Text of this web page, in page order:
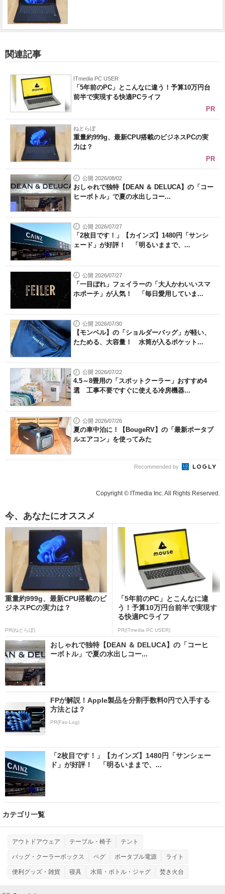
関連記事
ITmedia PC USER
「5年前のPC」とこんなに違う！予算10万円台
前半で実現する快適PCライフ
PR
ねとらぼ
重量約999g、最新CPU搭載のビジネスPCの実
力は？
PR
公開 2026/08/02
おしゃれで独特【DEAN ＆ DELUCA】の「コー
ヒーボトル」で夏の水出しコー...
公開 2026/07/27
「2枚目です！」【カインズ】1480円「サンシ
ェード」が好評！ 「明るいままで、...
公開 2026/07/27
「一目ぼれ」フェイラーの「大人かわいいスマ
ホポーチ」が人気！ 「毎日愛用していま...
公開 2026/07/30
【モンベル】の「ショルダーバッグ」が軽い、
たためる、大容量！ 水筒が入るポケット...
公開 2026/07/22
4.5～8畳用の「スポットクーラー」おすすめ4
選 工事不要ですぐに使える冷房機器...
公開 2026/07/26
夏の車中泊に！【BougeRV】の「最新ポータブ
ルエアコン」を使ってみた
Recommended by
Copyright © ITmedia Inc. All Rights Reserved.
今、あなたにオススメ
重量約999g、最新CPU搭載のビ
ジネスPCの実力は？
PR(ねとらぼ)
「5年前のPC」とこんなに違
う！予算10万円台前半で実現す
る快適PCライフ
PR(ITmedia PC USER)
おしゃれで独特【DEAN ＆ DELUCA】の「コーヒ
ーボトル」で夏の水出しコー...
FPが解説！Apple製品を分割手数料0円で入手する
方法とは？
PR(Fav-Log)
「2枚目です！」【カインズ】1480円「サンシェー
ド」が好評！ 「明るいままで、...
カテゴリ一覧
アウトドアウェア テーブル・椅子 テント
バッグ・クーラーボックス ペグ ポータブル電源 ライト
便利グッズ・雑貨 寝具 水筒・ボトル・ジャグ 焚き火台